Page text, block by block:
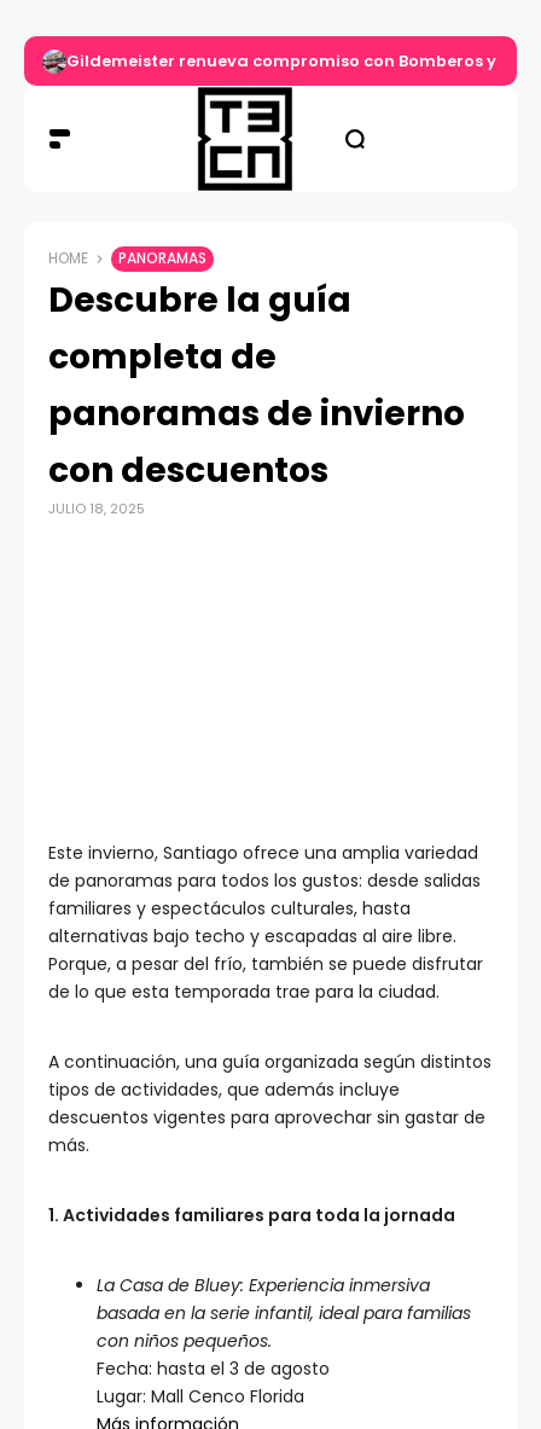
Gildemeister renueva compromiso con Bomberos y
HOME PANORAMAS
Descubre la guía
completa de
panoramas de invierno
con descuentos
JULIO 18, 2025
Este invierno, Santiago ofrece una amplia variedad
de panoramas para todos los gustos: desde salidas
familiares y espectáculos culturales, hasta
alternativas bajo techo y escapadas al aire libre.
Porque, a pesar del frío, también se puede disfrutar
de lo que esta temporada trae para la ciudad.
A continuación, una guía organizada según distintos
tipos de actividades, que además incluye
descuentos vigentes para aprovechar sin gastar de
más.
1. Actividades familiares para toda la jornada
La Casa de Bluey: Experiencia inmersiva
basada en la serie infantil, ideal para familias
con niños pequeños.
Fecha: hasta el 3 de agosto
Lugar: Mall Cenco Florida